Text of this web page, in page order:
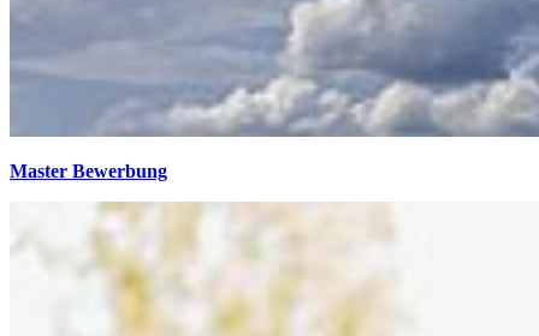
Master Bewerbung